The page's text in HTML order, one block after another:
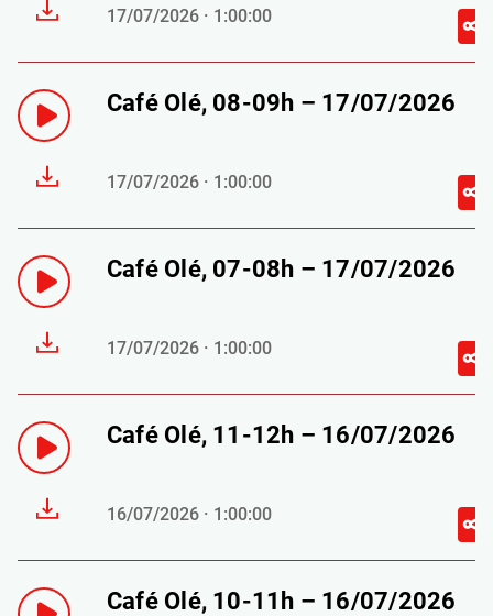
17/07/2026 · 1:00:00
Café Olé, 08-09h – 17/07/2026
17/07/2026 · 1:00:00
Café Olé, 07-08h – 17/07/2026
17/07/2026 · 1:00:00
Café Olé, 11-12h – 16/07/2026
16/07/2026 · 1:00:00
Café Olé, 10-11h – 16/07/2026